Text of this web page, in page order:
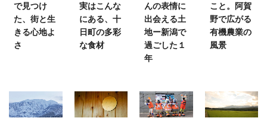
で見つけ
た、 街と生
きる心地よ
さ
実はこんな
にある、十
日町の多彩
な食材
んの表情に
出会える土
地ー新潟で
過ごした１
年
こと。
阿賀
野で広がる
有機農業の
風景